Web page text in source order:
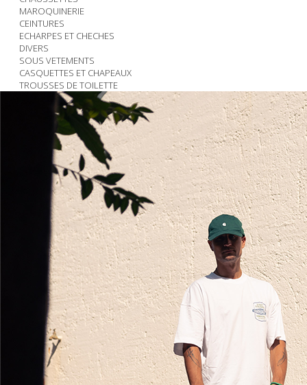
MAROQUINERIE
CEINTURES
ECHARPES ET CHECHES
DIVERS
SOUS VETEMENTS
CASQUETTES ET CHAPEAUX
TROUSSES DE TOILETTE